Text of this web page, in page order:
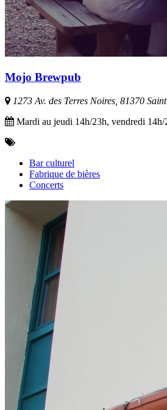
Mojo Brewpub
1273 Av. des Terres Noires, 81370
Mardi au jeudi 14h/23h, vendredi 14h/
Bar culturel
Fabrique de bières
Concerts